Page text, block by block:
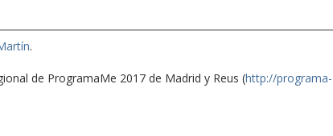
.
de ProgramaMe 2017 de Madrid y Reus (http://programa-